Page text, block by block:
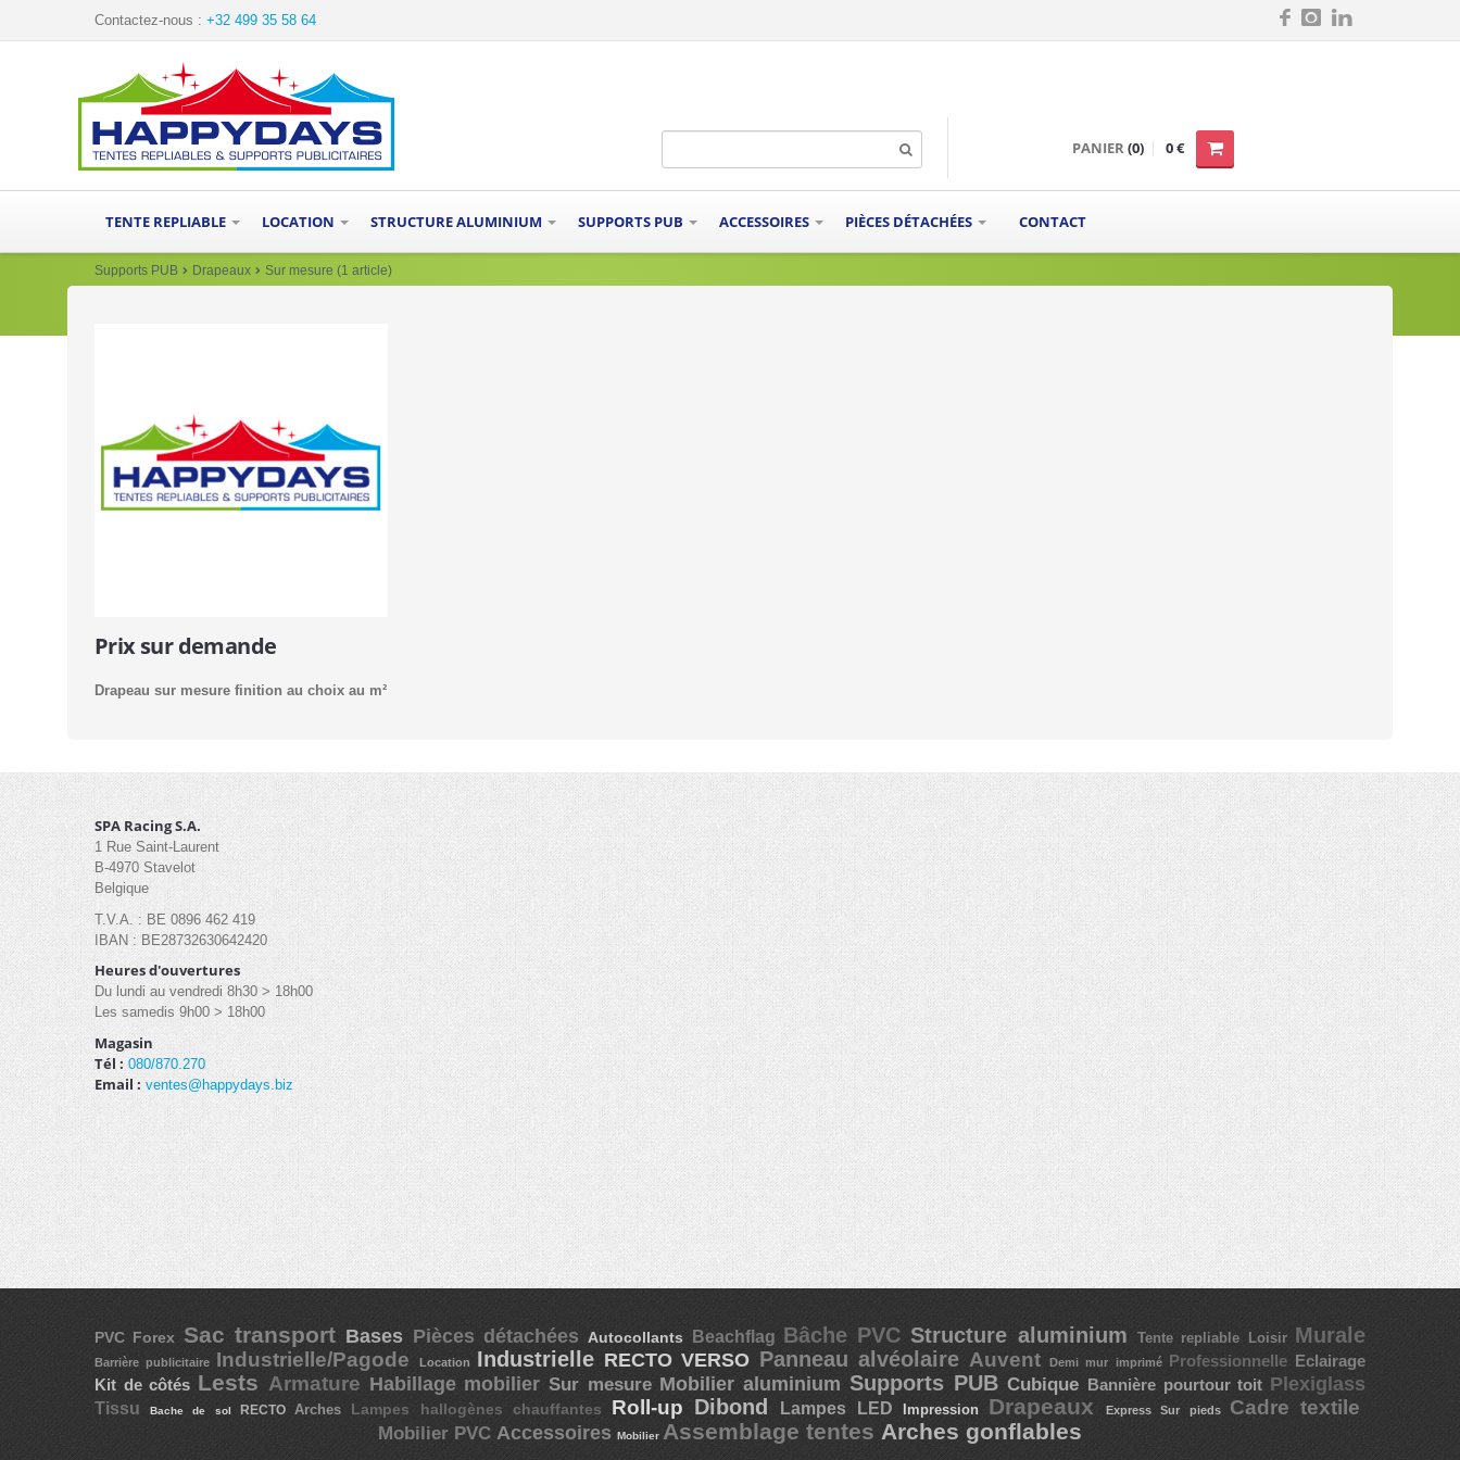
Contactez-nous : +32 499 35 58 64
PANIER(0) 0 €
TENTE REPLIABLE LOCATION STRUCTURE ALUMINIUM SUPPORTS PUB ACCESSOIRES PIÈCES DÉTACHÉES CONTACT
Supports PUB Drapeaux Sur mesure (1 article)
Prix sur demande
Drapeau sur mesure finition au choix au m²
SPA Racing S.A.
1 Rue Saint-Laurent
B-4970 Stavelot
Belgique
T.V.A. : BE 0896 462 419
IBAN : BE28732630642420
Heures d'ouvertures
Du lundi au vendredi 8h30 > 18h00
Les samedis 9h00 > 18h00
Magasin
Tél : 080/870.270
Email : ventes@happydays.biz
PVC Forex Sac transport Bases Pièces détachéesAutocollants Beachflag Bâche PVCStructure aluminiumTente repliable Loisir Murale
Barrière publicitaire Industrielle/Pagode Location Industrielle RECTO VERSO Panneau alvéolaire AuventDemi mur imprimé Professionnelle Eclairage
Kit de côtés Lests Armature Habillage mobilier Sur mesure Mobilier aluminium Supports PUBCubique Bannière pourtour toit Plexiglass
TissuBache de sol RECTOArches Lampes hallogènes chauffantes Roll-up Dibond Lampes LED Impression DrapeauxExpressSur pieds Cadre textile
Mobilier PVC Accessoires Mobilier Assemblage tentes Arches gonflables